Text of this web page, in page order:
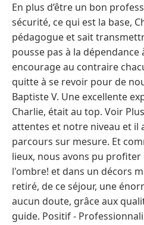
En plus d’être un bon
sécurité, ce qui est la base,
pédagogue et sait
pousse pas à la dépendance
encourage au contraire
quitte à se revoir pour de
Baptiste V. Une excellente
Charlie, était au top. Voir
attentes et notre niveau et il
parcours sur mesure. Et
lieux, nous avons pu profiter
l'ombre! et dans un décors
retiré, de ce séjour, une
aucun doute, grâce aux
guide. Positif -